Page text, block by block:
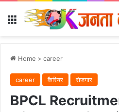
Menu
Home > career
career कैरियर रोजगार
BPCL